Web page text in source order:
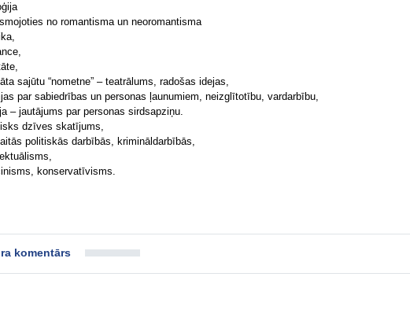
no romantisma un neoromantisma
sajūtu “nometne” – teatrālums, radošas idejas,
par sabiedrības un personas ļaunumiem, neizglītotību, vardarbību,
– jautājums par personas sirdsapziņu.
dzīves skatījums,
politiskās darbībās, krimināldarbībās,
konservatīvisms.
komentārs